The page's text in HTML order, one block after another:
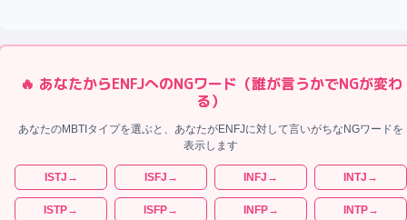
🔥 あなたからENFJへのNGワード（誰が言うかでNGが変わ
る）
あなたのMBTIタイプを選ぶと、あなたがENFJに対して言いがちなNGワードを
表示します
ISTJ → ISFJ → INFJ → INTJ →
ISTP→ ISFP→ INFP→ INTP→